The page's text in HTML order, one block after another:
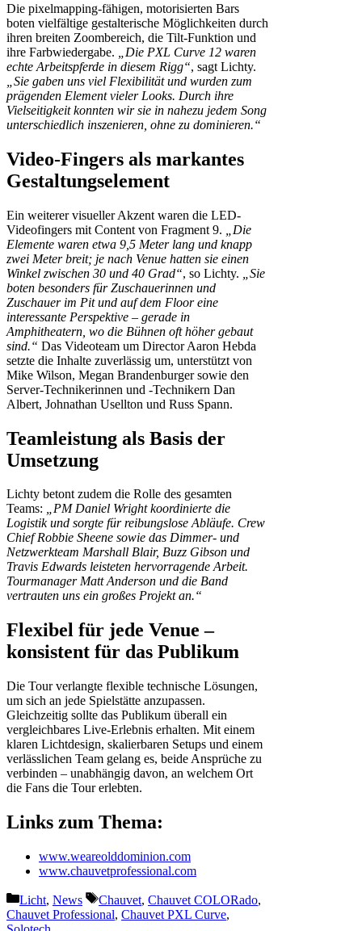
Die pixelmapping-fähigen, motorisierten Bars
boten vielfältige gestalterische Möglichkeiten durch
ihren breiten Zoombereich, die Tilt-Funktion und
ihre Farbwiedergabe.
„Die PXL Curve 12 waren
echte Arbeitspferde in diesem Rigg“, sagt Lichty.
„Sie gaben uns viel Flexibilität und wurden zum
prägenden Element vieler Looks. Durch ihre
Vielseitigkeit konnten wir sie in nahezu jedem Song
unterschiedlich inszenieren, ohne zu dominieren.“
Video-Fingers als markantes
Gestaltungselement
Ein weiterer visueller Akzent waren die LED-
Videofingers mit Content von Fragment 9.
„Die
Elemente waren etwa 9,5 Meter lang und knapp
zwei Meter breit; je nach Venue hatten sie einen
Winkel zwischen 30 und 40 Grad“, so Lichty.
„Sie
boten besonders für Zuschauerinnen und
Zuschauer im Pit und auf dem Floor eine
interessante Perspektive – gerade in
Amphitheatern, wo die Bühnen oft höher gebaut
sind.“ Das Videoteam um Director Aaron Hebda
setzte die Inhalte zuverlässig um, unterstützt von
Mike Wilson, Megan Brandenburger sowie den
Server-Technikerinnen und -Technikern Dan
Albert, Johnathan Usellton und Russ Spann.
Teamleistung als Basis der
Umsetzung
Lichty betont zudem die Rolle des gesamten
Teams: „PM Daniel Wright koordinierte die
Logistik und sorgte für reibungslose Abläufe. Crew
Chief Robbie Sheene sowie das Dimmer- und
Netzwerkteam Marshall Blair, Buzz Gibson und
Travis Edwards leisteten hervorragende Arbeit.
Tourmanager Matt Anderson und die Band
vertrauten uns ein großes Projekt an.“
Flexibel für jede Venue –
konsistent für das Publikum
Die Tour verlangte flexible technische Lösungen,
um sich an jede Spielstätte anzupassen.
Gleichzeitig sollte das Publikum überall ein
vergleichbares Live-Erlebnis erhalten. Mit einem
klaren Lichtdesign, skalierbaren Setups und einem
verlässlichen Team gelang es, beide Ansprüche zu
verbinden – unabhängig davon, an welchem Ort
die Fans die Tour erlebten.
Links zum Thema:
www.weareolddominion.com
www.chauvetprofessional.com
Kategorien
Licht, News Schlagwörter
Chauvet, Chauvet COLORado,
Chauvet Professional, Chauvet PXL Curve,